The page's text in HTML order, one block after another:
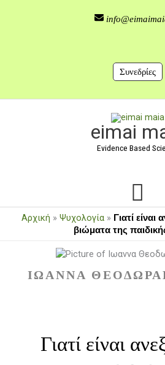
Συνεδρίες
eimai
Evidence Based
Κύριο
Αρχική » Ψυχολογία » Γιατί είναι
βιώματα της
ΙΩΑΝΝΑ
Γιατί είναι